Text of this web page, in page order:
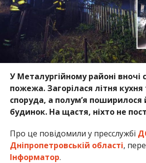
У Металургійному районі вночі
пожежа. Загорілася літня
споруда, а полум’я
будинок. На щастя, ніхто не
Про це повідомили у пресслужбі
Дніпропетровській області,
Інформатор.